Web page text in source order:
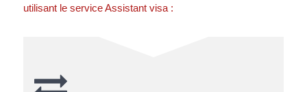
utilisant le service Assistant visa :